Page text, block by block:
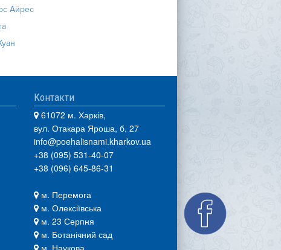
Айрес
Контакти
61072 м. Харків,
вул. Отакара Яроша, б. 27
info@poehalisnami.kharkov.ua
+38 (095) 531-40-07
+38 (096) 645-86-31
м. Перемога
м. Олексіївська
м. 23 Серпня
м. Ботанічний сад
м. Наукова